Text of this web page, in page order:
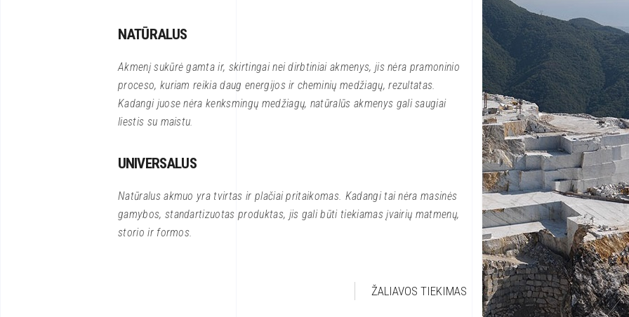
NATŪRALUS
Akmenį sukūrė gamta ir, skirtingai nei dirbtiniai akmenys, jis nėra pramoninio
proceso, kuriam reikia daug energijos ir cheminių medžiagų, rezultatas.
Kadangi juose nėra kenksmingų medžiagų, natūralūs akmenys gali saugiai
liestis su maistu.
UNIVERSALUS
Natūralus akmuo yra tvirtas ir plačiai pritaikomas. Kadangi tai nėra masinės
gamybos, standartizuotas produktas, jis gali būti tiekiamas įvairių matmenų,
storio ir formos.
ŽALIAVOS TIEKIMAS